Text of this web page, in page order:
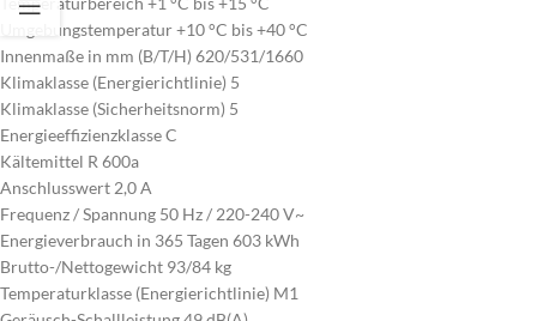
Umgebungstemperatur +10 °C bis +40 °C
Innenmaße in mm (B/T/H) 620/531/1660
Klimaklasse (Energierichtlinie) 5
Klimaklasse (Sicherheitsnorm) 5
Energieeffizienzklasse C
Kältemittel R 600a
Anschlusswert 2,0 A
Frequenz / Spannung 50 Hz / 220-240 V~
Energieverbrauch in 365 Tagen 603 kWh
Brutto-/Nettogewicht 93/84 kg
Temperaturklasse (Energierichtlinie) M1